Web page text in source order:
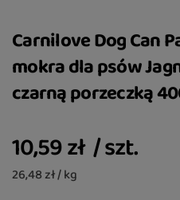
Carnilove Dog Can
mokra dla psów
czarną porzeczką
10,59 zł /szt.
26,48 zł / kg